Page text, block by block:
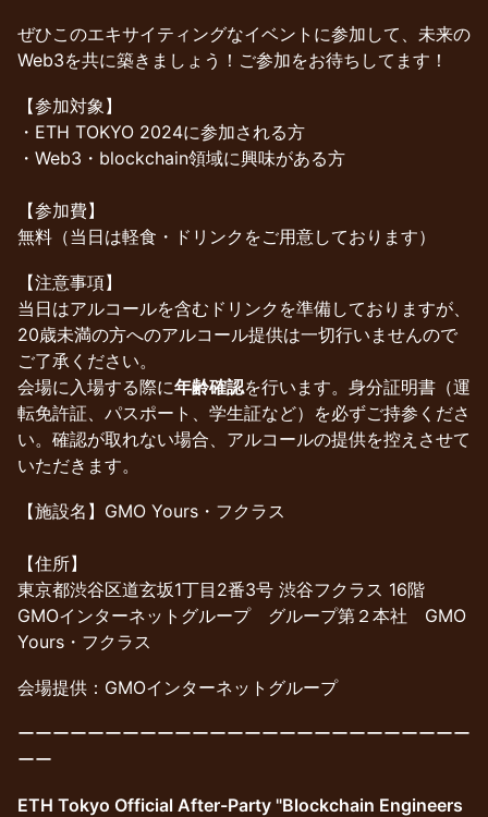
ぜひこのエキサイティングなイベントに参加して、未来の
Web3を共に築きましょう！ご参加をお待ちしてます！
【参加対象】
・ETH TOKYO 2024に参加される方
・Web3・blockchain領域に興味がある方
【参加費】
無料（当日は軽食・ドリンクをご用意しております）
【注意事項】
当日はアルコールを含むドリンクを準備しておりますが、
20歳未満の方へのアルコール提供は一切行いませんので
ご了承ください。
会場に入場する際に年齢確認を行います。身分証明書（運
転免許証、パスポート、学生証など）を必ずご持参くださ
い。確認が取れない場合、アルコールの提供を控えさせて
いただきます。
【施設名】GMO Yours・フクラス
【住所】
東京都渋谷区道玄坂1丁目2番3号 渋谷フクラス 16階
GMOインターネットグループ グループ第２本社 GMO
Yours・フクラス
会場提供：GMOインターネットグループ
ーーーーーーーーーーーーーーーーーーーーーーーーーー
ーー
ETH Tokyo Official After-Party "Blockchain Engineers